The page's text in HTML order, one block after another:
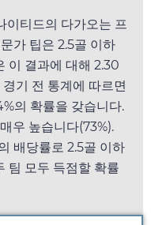
이티드의 다가오는 프
가 팁은 2.5골 이하
이 결과에 대해 2.30
기 전 통계에 따르면
의 확률을 갖습니다.
우 높습니다(73%).
배당률로 2.5골 이하
팀 모두 득점할 확률